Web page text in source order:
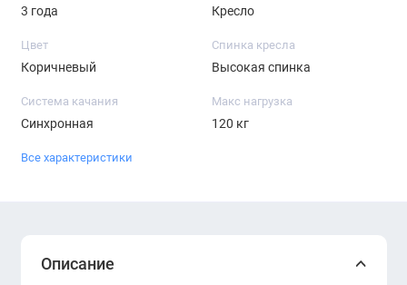
3 года Кресло
Цвет
Коричневый
Спинка кресла
Высокая спинка
Система качания
Синхронная
Макс нагрузка
120 кг
Все характеристики
Описание